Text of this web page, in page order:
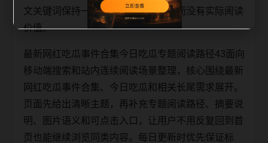
文关键词保持一致，避免只替换词语而没有实际阅读
价值。
最新网红吃瓜事件合集今日吃瓜专题阅读路径43面向
移动端搜索和站内连续阅读场景整理，核心围绕最新
网红吃瓜事件合集、今日吃瓜和相关长尾需求展开。
页面先给出清晰主题，再补充专题阅读路径、摘要说
明、图片语义和可点击入口，让用户不用反复回到首
页也能继续浏览同类内容。每日更新时优先保证标